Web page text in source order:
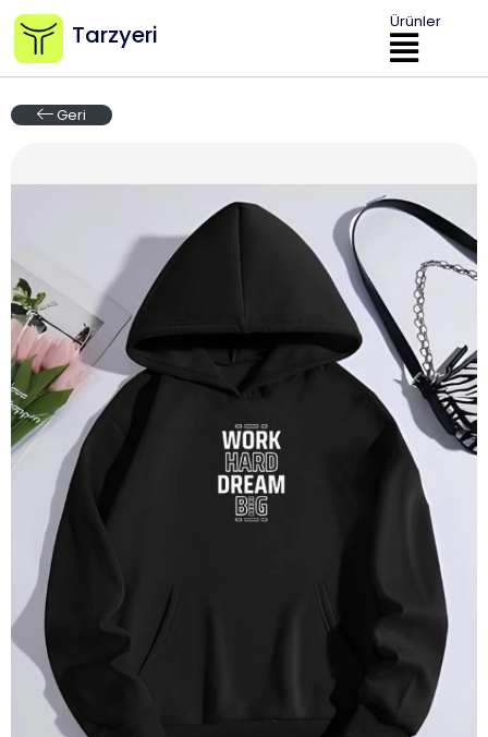
Tarzyeri Ürünler
Geri